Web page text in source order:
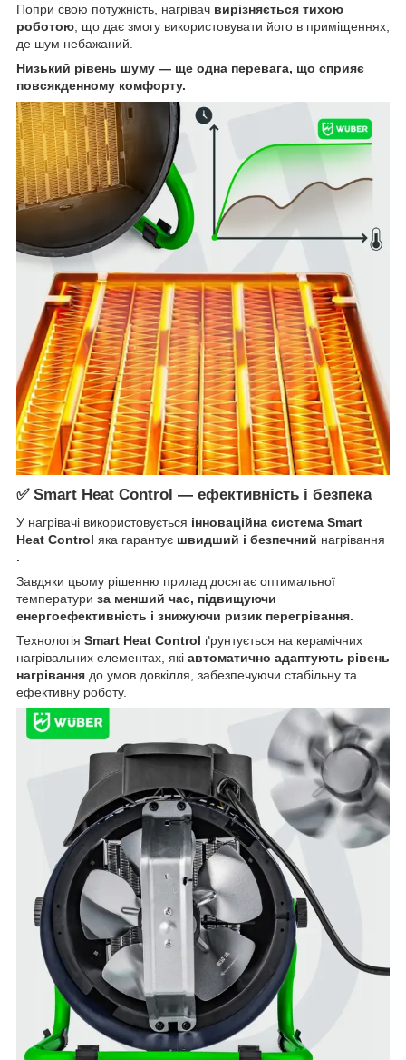
Попри свою потужність, нагрівач вирізняється тихою
роботою , що дає змогу використовувати його в приміщеннях,
де шум небажаний.
Низький рівень шуму — ще одна перевага, що сприяє
повсякденному комфорту.
✅ Smart Heat Control — ефективність і безпека
У нагрівачі використовується інноваційна система Smart
Heat Control яка гарантує швидший і безпечний нагрівання
.
Завдяки цьому рішенню прилад досягає оптимальної
температури за менший час, підвищуючи
енергоефективність і знижуючи ризик перегрівання.
Технологія Smart Heat Control ґрунтується на керамічних
нагрівальних елементах, які автоматично адаптують рівень
нагрівання до умов довкілля, забезпечуючи стабільну та
ефективну роботу.